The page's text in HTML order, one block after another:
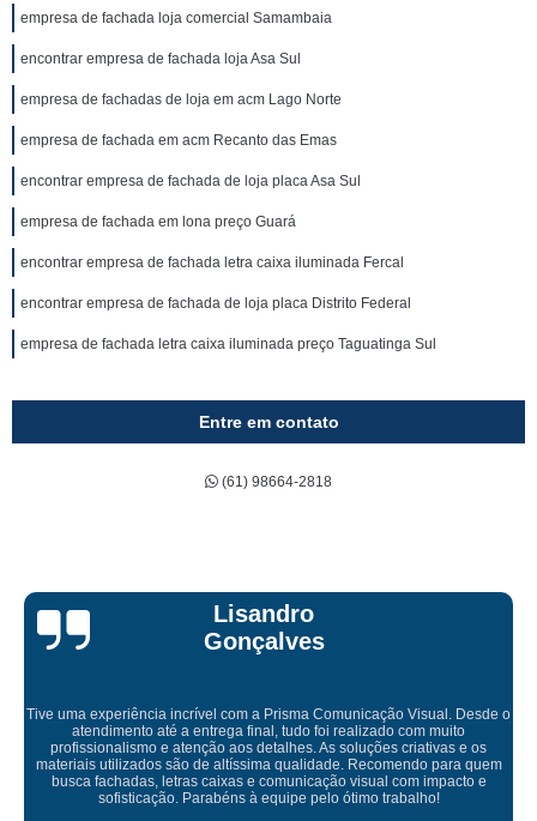
empresa de fachada loja comercial Samambaia
encontrar empresa de fachada loja Asa Sul
empresa de fachadas de loja em acm Lago Norte
empresa de fachada em acm Recanto das Emas
encontrar empresa de fachada de loja placa Asa Sul
empresa de fachada em lona preço Guará
encontrar empresa de fachada letra caixa iluminada Fercal
encontrar empresa de fachada de loja placa Distrito Federal
empresa de fachada letra caixa iluminada preço Taguatinga Sul
Entre em contato
(61) 98664-2818
Visual. Desde o
realizado com muito
soluções criativas e os
Recomendo para quem
visual com impacto e
ótimo trabalho!
Empresa maravilhosa, entregue antes
ficou perfeita, indico de